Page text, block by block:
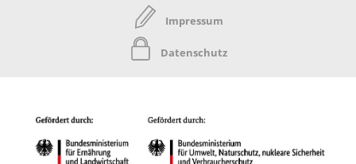
Impressum
Datenschutz